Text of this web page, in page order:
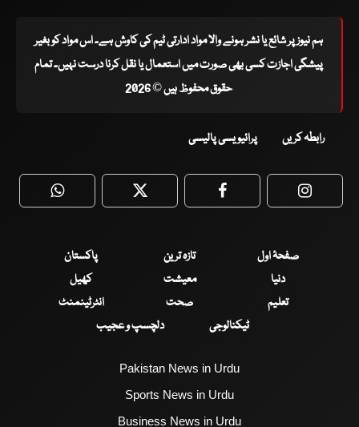
ہم نیوز پر شائع یا نشر ہونے والا مواد ادارتی ٹیم کی کاوش ہے۔ اس مواد کو بغیر
پیشگی اجازت کسی بھی صورت میں استعمال یا نقل کرنا درست نہیں۔ تمام
حقوق محفوظ ہیں © 2026
رابطہ کریں پرائیویسی پالیسی
WhatsApp Twitter Facebook
صفحۂ اول تازہ ترین
پاکستان
دنیا
معیشت
کھیل
تعلیم
صحت
انٹرٹینمنٹ
ٹیکنالوجی
دلچسپ و عجیب
Pakistan News in Urdu
Sports News in Urdu
Business News in Urdu